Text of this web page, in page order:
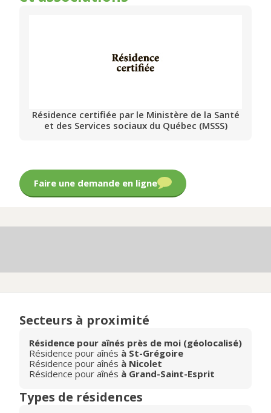
Résidence certifiée par le Ministère de la Santé
et des Services sociaux du Québec (MSSS)
Faire une demande en ligne
Secteurs à proximité
Résidence pour aînés près de moi (géolocalisé)
Résidence pour aînés à St-Grégoire
Résidence pour aînés à Nicolet
Résidence pour aînés à Grand-Saint-Esprit
Types de résidences